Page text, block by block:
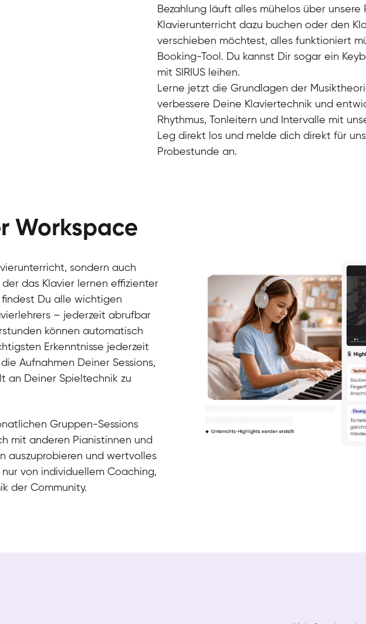
Charlotte
Klavier / Piano / Flügel
Klavier / Piano / Flügel
Klavier / Piano / Flügel
Klavier / Piano / Flügel
Klavier / Piano / Flügel
Klavier / Piano / Flügel
Klavier / Piano / Flügel
Bezahlung läuft alles mühelos über
Klavierunterricht dazu buchen oder den
verschieben möchtest, alles funktioniert
Booking-Tool. Du kannst Dir sogar ein
mit SIRIUS leihen.
Lerne jetzt die Grundlagen der
verbessere Deine Klaviertechnik und
Rhythmus, Tonleitern und Intervalle mit
Leg direkt los und melde dich direkt für
Probestunde an.
Workspace
sondern auch
das Klavier lernen effizienter
findest Du alle wichtigen
– jederzeit abrufbar
können automatisch
Erkenntnisse jederzeit
Aufnahmen Deiner Sessions,
an Deiner Spieltechnik zu
Gruppen-Sessions
mit anderen Pianistinnen und
auszuprobieren und wertvolles
von individuellem Coaching,
der Community.